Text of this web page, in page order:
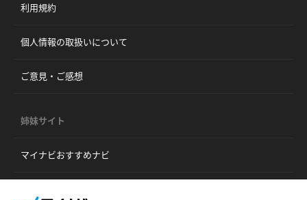
利用規約
個人情報の取扱いについて
ご意見・ご感想
姉妹サイト
マイナビおすすめナビ